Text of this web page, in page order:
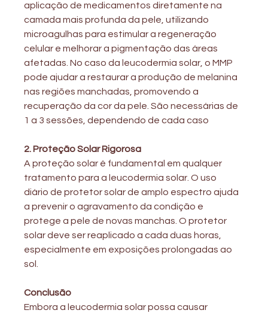
aplicação de medicamentos diretamente na
camada mais profunda da pele, utilizando
microagulhas para estimular a regeneração
celular e melhorar a pigmentação das áreas
afetadas. No caso da leucodermia solar, o MMP
pode ajudar a restaurar a produção de melanina
nas regiões manchadas, promovendo a
recuperação da cor da pele. São necessárias de
1 a 3 sessões, dependendo de cada caso
2. Proteção Solar Rigorosa
A proteção solar é fundamental em qualquer
tratamento para a leucodermia solar. O uso
diário de protetor solar de amplo espectro ajuda
a prevenir o agravamento da condição e
protege a pele de novas manchas. O protetor
solar deve ser reaplicado a cada duas horas,
especialmente em exposições prolongadas ao
sol.
Conclusão
Embora a leucodermia solar possa causar